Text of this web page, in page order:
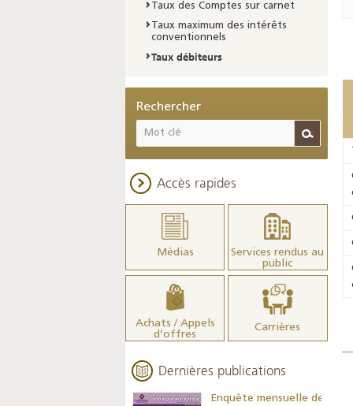
Taux des Comptes sur carnet
Taux maximum des intérêts
conventionnels
Taux débiteurs
Rechercher
Accès rapides
Médias
Services rendus au
public
Achats / Appels
d’offres
Carrières
Dernières publications
Enquête mensuelle de